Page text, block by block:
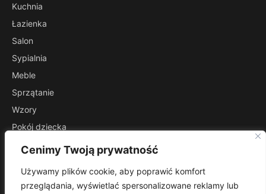
Cenimy Twoją prywatność
Używamy plików cookie, aby poprawić komfort
przeglądania, wyświetlać spersonalizowane reklamy lub
Kuchnia
Łazienka
Salon
Sypialnia
Meble
Sprzątanie
Wzory
Pokój dziecka
Przedpokój
INFORMACJE
Kontakt